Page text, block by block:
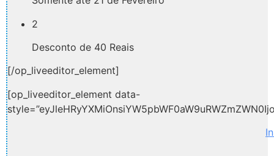
2
Desconto de 40 Reais
[/op_liveeditor_element]
[op_liveeditor_element data-